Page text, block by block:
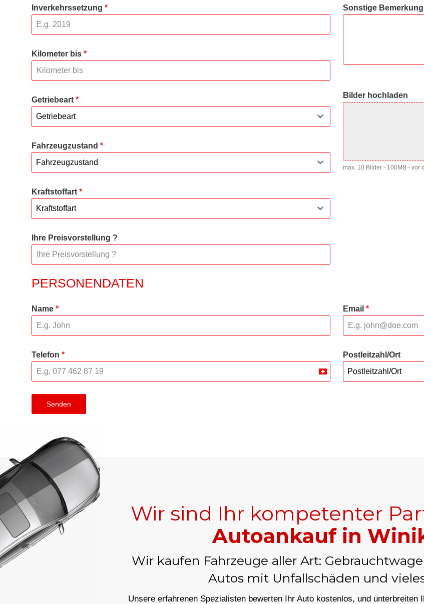
Inverkehrssetzung *
Kilometer bis *
Getriebeart *
Getriebeart
Fahrzeugzustand *
Fahrzeugzustand
Kraftstoffart *
Kraftstoffart
Ihre Preisvorstellung ?
Sonstige Bemerkung
Bilder hochladen
max. 10 Bilder - 100MB - vor
PERSONENDATEN
Name * Email *
Telefon *
Switzerland
Postleitzahl/Ort
Postleitzahl/Ort
Senden
Wir sind Ihr kompetenter
Autoankauf in
Wir kaufen Fahrzeuge aller Art:
Autos mit Unfallschäden und
Unsere erfahrenen Spezialisten bewerten Ihr Auto kostenlos, und unterbreiten